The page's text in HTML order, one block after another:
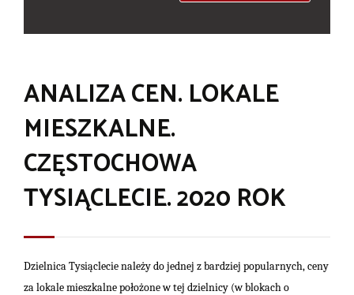
ANALIZA CEN. LOKALE
MIESZKALNE.
CZĘSTOCHOWA
TYSIĄCLECIE. 2020 ROK
Dzielnica Tysiąclecie należy do jednej z bardziej popularnych, ceny
za lokale mieszkalne położone w tej dzielnicy (w blokach o